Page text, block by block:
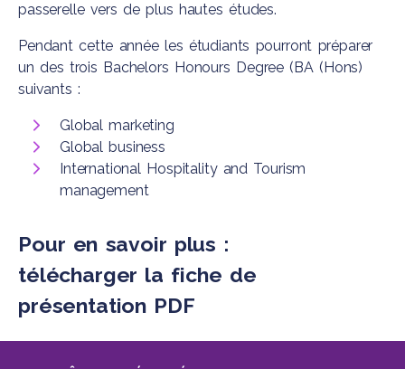
passerelle vers de plus hautes études.
Pendant cette année les étudiants pourront préparer
un des trois Bachelors Honours Degree (BA (Hons)
suivants :
Global marketing
Global business
International Hospitality and Tourism
management
Pour en savoir plus :
télécharger la fiche de
présentation PDF